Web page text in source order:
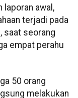
laporan awal,
terjadi pada
saat seorang
empat perahu
50 orang
melakukan